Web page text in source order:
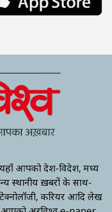
यहाँ आपको देश-विदेश, मध्य
स्थानीय ख़बरों के साथ-
करियर आदि लेख